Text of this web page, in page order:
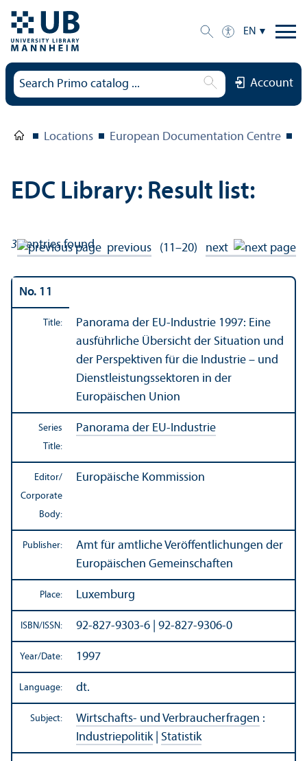
EN
Account
Locations European Documentation Centre
EDC Library: Result list:
30entries found previous (11–20) next
No. 11
Title:
Panorama der EU-Industrie 1997: Eine
ausführliche Übersicht der Situation und
der Perspektiven für die Industrie – und
Dienstleistungssektoren in der
Europäischen Union
Series
Title:
Panorama der EU-Industrie
Editor/
Corporate
Body:
Europäische Kommission
Publisher:
Amt für amtliche Veröffentlichungen der
Europäischen Gemeinschaften
Place: Luxemburg
ISBN/ISSN: 92-827-9303-6 | 92-827-9306-0
Year/Date: 1997
Language: dt.
Subject: Wirtschafts- und Verbraucherfragen :
Industriepolitik| Statistik